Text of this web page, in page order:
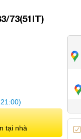
73(51IT)
tại nhà